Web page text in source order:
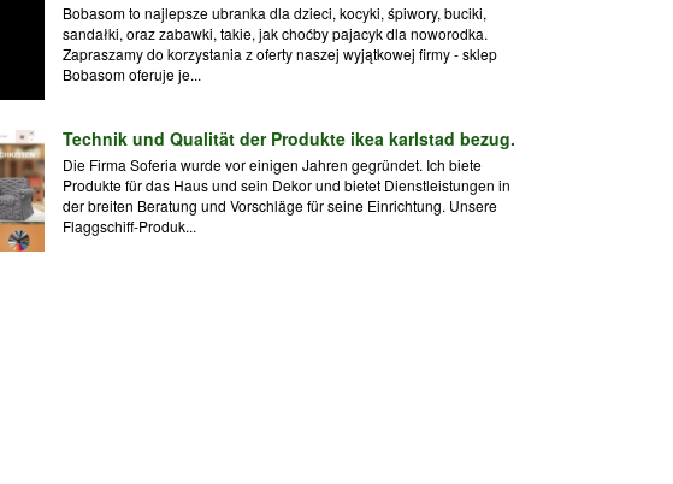
Bobasom to najlepsze ubranka dla dzieci, kocyki, śpiwory, buciki,
sandałki, oraz zabawki, takie, jak choćby pajacyk dla noworodka.
Zapraszamy do korzystania z oferty naszej wyjątkowej firmy - sklep
Bobasom oferuje je...
Technik und Qualität der Produkte ikea karlstad bezug.
Die Firma Soferia wurde vor einigen Jahren gegründet. Ich biete
Produkte für das Haus und sein Dekor und bietet Dienstleistungen in
der breiten Beratung und Vorschläge für seine Einrichtung. Unsere
Flaggschiff-Produk...